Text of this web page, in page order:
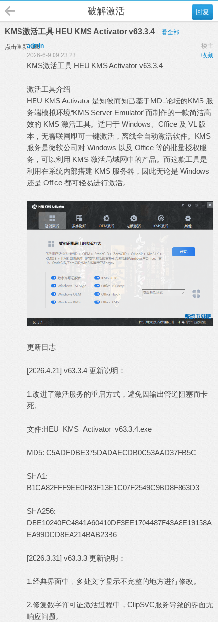
回复
破解激活
KMS激活工具 HEU KMS Activator v63.3.4 看全部
点击重新加载 楼主
admin
收藏
2026-6-9 09:23:23
KMS激活工具 HEU KMS Activator v63.3.4
激活工具介绍
HEU KMS Activator 是知彼而知己基于MDL论坛的KMS 服
务端模拟环境“KMS Server Emulator”而制作的一款简洁高
效的 KMS 激活工具。适用于 Windows、Office 及 VL 版
本，无需联网即可一键激活，离线全自动激活软件。KMS
服务是微软公司对 Windows 以及 Office 等的批量授权服
务，可以利用 KMS 激活局域网中的产品。而这款工具是
利用在系统内部搭建 KMS 服务器，因此无论是 Windows
还是 Office 都可轻易进行激活。
更新日志
[2026.4.21] v63.3.4 更新说明：
1.改进了激活服务的重启方式，避免因输出管道阻塞而卡
死。
文件:HEU_KMS_Activator_v63.3.4.exe
MD5: C5ADFDBE375DADAECDB0C53AAD37FB5C
SHA1:
B1CA82FFF9EE0F83F13E1C07F2549C9BD8F863D3
SHA256:
DBE10240FC4841A60410DF3EE1704487F43A8E19158A
EA99DDD8EA214BAB23B6
[2026.3.31] v63.3.3 更新说明：
1.经典界面中，多处文字显示不完整的地方进行修改。
2.修复数字许可证激活过程中，ClipSVC服务导致的界面无
响应问题。